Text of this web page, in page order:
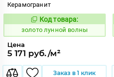
Керамогранит
521887
Код товара:
золото лунной волны
Цена
5 171 руб./м²
Заказ в 1 клик